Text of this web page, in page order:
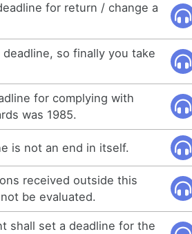
for return / change a
deadline, so finally you take
for complying with
was 1985.
is not an end in itself.
received outside this
be evaluated.
shall set a deadline for the